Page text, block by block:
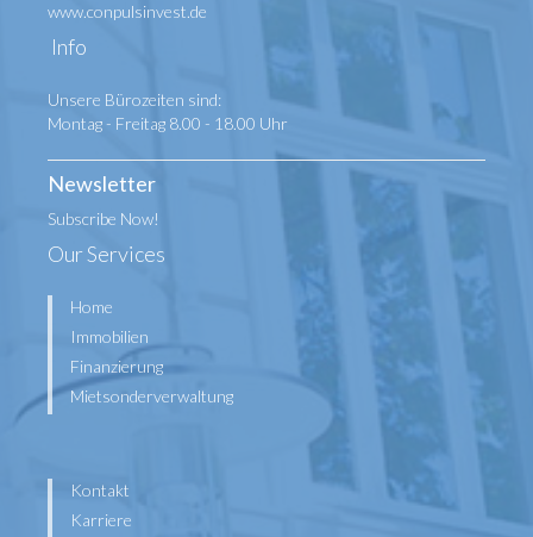
www.conpulsinvest.de
Info
Unsere Bürozeiten sind:
Montag - Freitag 8.00 - 18.00 Uhr
Newsletter
Subscribe Now!
Our Services
Home
Immobilien
Finanzierung
Mietsonderverwaltung
Kontakt
Karriere